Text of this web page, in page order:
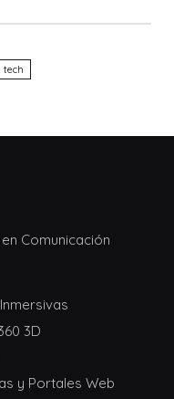
tech
Comunicación
3D
y Portales Web